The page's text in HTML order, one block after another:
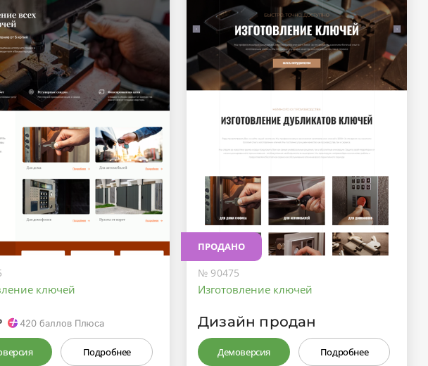
ключей
420 баллов Плюса
Подробнее
ПРОДАНО
№ 90475
Изготовление ключей
Дизайн продан
Демоверсия Подробнее